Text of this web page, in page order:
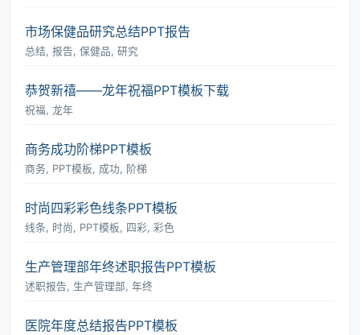
市场保健品研究总结PPT报告
总结, 报告, 保健品, 研究
恭贺新禧――龙年祝福PPT模板下载
祝福, 龙年
商务成功阶梯PPT模板
商务, PPT模板, 成功, 阶梯
时尚四彩彩色线条PPT模板
线条, 时尚, PPT模板, 四彩, 彩色
生产管理部年终述职报告PPT模板
述职报告, 生产管理部, 年终
医院年度总结报告PPT模板